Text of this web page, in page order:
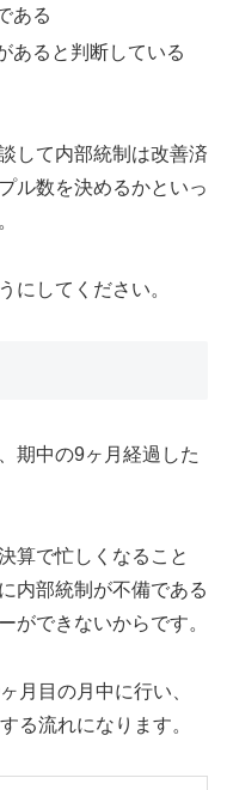
ある
あると判断している
して内部統制は改善済
ル数を決めるかといっ
にしてください。
期中の9ヶ月経過した
算で忙しくなること
内部統制が不備である
ができないからです。
月目の月中に行い、
る流れになります。